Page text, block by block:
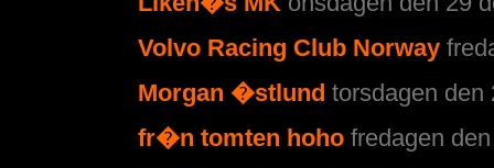
Volvo Racing Club Norway
Morgan �stlund torsdagen den
fr�n tomten hoho fredagen